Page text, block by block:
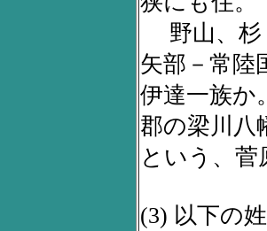
野山、杉
矢部－常陸
伊達一族か
郡の梁川八
という、
(3) 以下の姓